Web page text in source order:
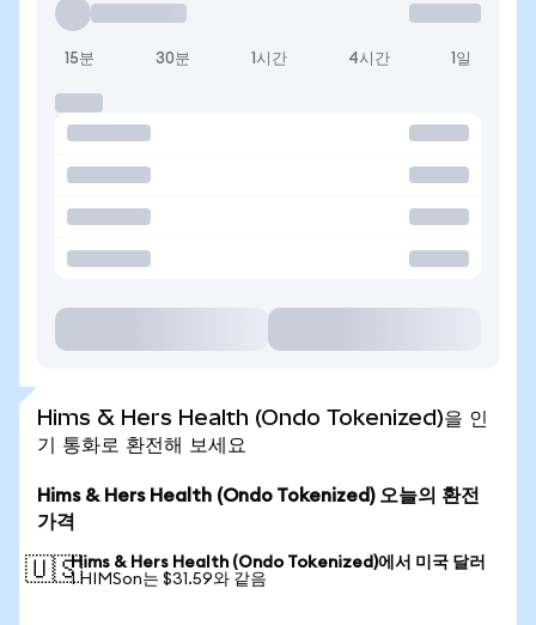
15분 30분 1시간 4시간 1일
Hims & Hers Health (Ondo Tokenized)을 인
기 통화로 환전해 보세요
Hims & Hers Health (Ondo Tokenized) 오늘의 환전
가격
🇺🇸Hims & Hers Health (Ondo Tokenized)에서 미국 달러
1 HIMSon는 $31.59와 같음